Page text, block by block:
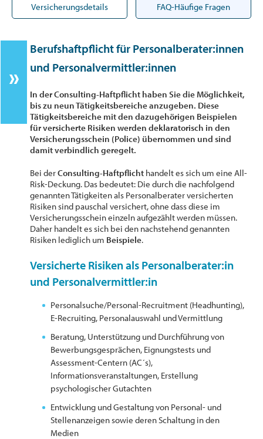
Versicherungsdetails FAQ-Häufige Fragen
Berufshaftpflicht für Personalberater:innen
und Personalvermittler:innen
In der Consulting-Haftpflicht haben Sie die Möglichkeit,
bis zu neun Tätigkeitsbereiche anzugeben. Diese
Tätigkeitsbereiche mit den dazugehörigen Beispielen
für versicherte Risiken werden deklaratorisch in den
Versicherungsschein (Police) übernommen und sind
damit verbindlich geregelt.
Bei derConsulting-Haftpflicht handelt es sich um eine All-
Risk-Deckung. Das bedeutet: Die durch die nachfolgend
genannten Tätigkeiten als Personalberater versicherten
Risiken sind pauschal versichert, ohne dass diese im
Versicherungsschein einzeln aufgezählt werden müssen.
Daher handelt es sich bei den nachstehend genannten
Risiken lediglich um Beispiele.
Versicherte Risiken als Personalberater:in
und Personalvermittler:in
Personalsuche/Personal-Recruitment (Headhunting),
E-Recruiting, Personalauswahl und Vermittlung
Beratung, Unterstützung und Durchführung von
Bewerbungsgesprächen, Eignungstests und
Assessment-Centern (AC´s),
Informationsveranstaltungen, Erstellung
psychologischer Gutachten
Entwicklung und Gestaltung von Personal- und
Stellenanzeigen sowie deren Schaltung in den
Medien